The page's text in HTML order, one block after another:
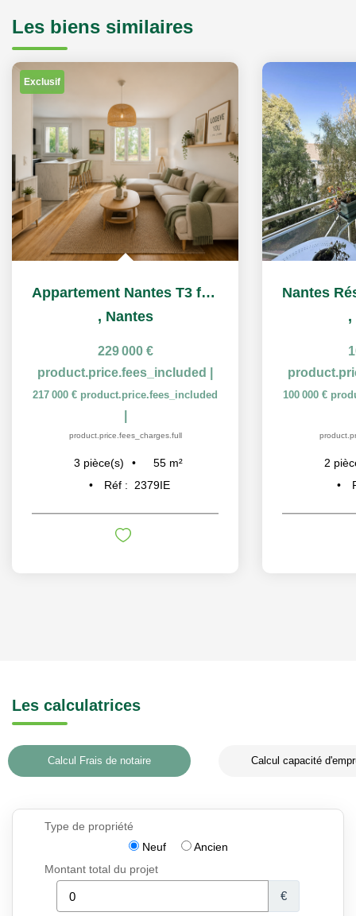
Les biens similaires
Exclusif
Appartement Nantes T3 face au parc de Procé
, Nantes
229 000 €
product.price.fees_included
217 000 € product.price.fees_included
product.price.fees_charges.full
3 pièce(s) 55 m²
Réf :
2379IE
,
100 000 €
2
Les calculatrices
Calcul Frais de notaire Calcul capacité